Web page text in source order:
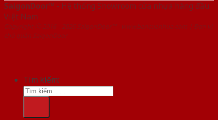
SaigonDoor™ - Hệ thống Showroom cửa nhựa hàng đầu
Việt Nam
Copyright ⓒ 2016 – 2026 SaigonDoor™ - www.bancuanhua.com | Đơn vị
chủ quản SaigonDoor
Tìm kiếm: